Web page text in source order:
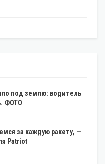
под землю: водитель
ФОТО
за каждую ракету, —
Patriot